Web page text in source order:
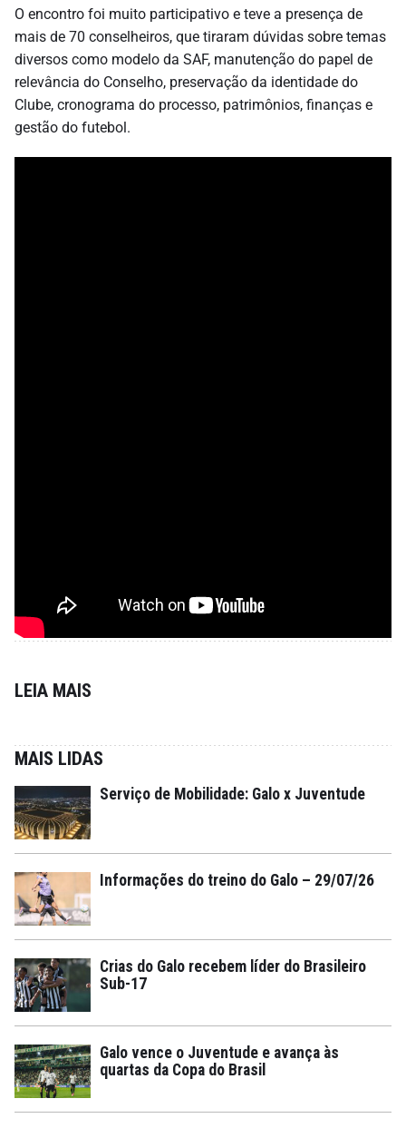
O encontro foi muito participativo e teve a presença de
mais de 70 conselheiros, que tiraram dúvidas sobre temas
diversos como modelo da SAF, manutenção do papel de
relevância do Conselho, preservação da identidade do
Clube, cronograma do processo, patrimônios, finanças e
gestão do futebol.
LEIA MAIS
MAIS LIDAS
Serviço de Mobilidade: Galo x Juventude
Informações do treino do Galo – 29/07/26
Crias do Galo recebem líder do Brasileiro
Sub-17
Galo vence o Juventude e avança às
quartas da Copa do Brasil